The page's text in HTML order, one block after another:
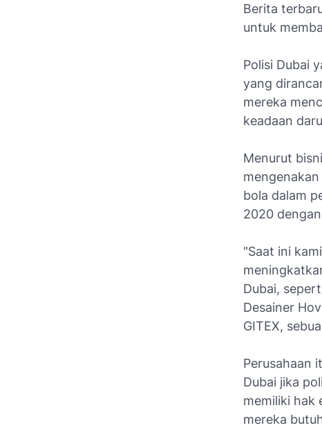
Berita
untuk
Polisi Dubai
yang
mereka
keadaan
Menurut
bola dalam
2020
"Saat ini
Dubai,
Desainer
GITEX,
Perusahaan
Dubai jika
memiliki hak
mereka